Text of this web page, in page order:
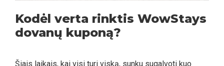
Kodėl verta rinktis WowStays
dovanų kuponą?
Šiais laikais, kai visi turi viską, sunku sugalvoti kuo